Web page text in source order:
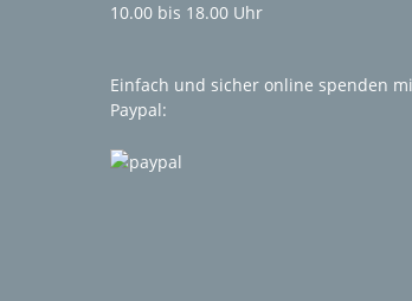
10.00 bis 18.00 Uhr
Einfach und sicher online spenden
Paypal: